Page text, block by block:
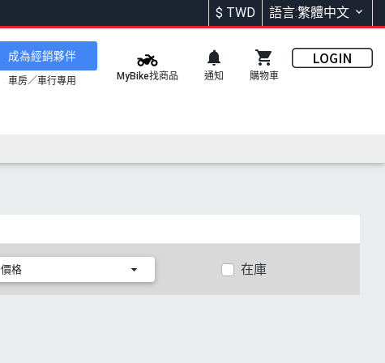
$ TWD 語言:繁體中文
成為經銷夥伴
車房／車行專用 MyBike找商品 通知 購物車
價格 在庫